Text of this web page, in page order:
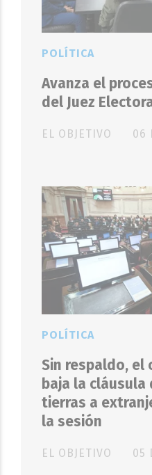
Avanza el
del Juez
EL OBJETIVO
POLÍTICA
06
Sin respaldo, el
baja la cláusula
tierras a
la sesión
EL OBJETIVO
POLÍTICA
05